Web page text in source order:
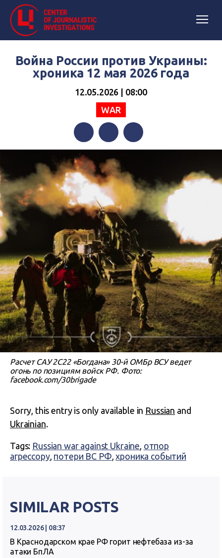
Война России против Украины:
хроника 12 мая 2026 года
12.05.2026 | 08:00
WAR
FacebookTwitterTelegram
Расчет САУ 2С22 «Богдана» 30-й ОМБр ВСУ ведет
огонь по позициям войск РФ. Фото:
facebook.com/30brigade
Sorry, this entry is only available in Russian and
Ukrainian.
Tags: Russian war against Ukraine, отпор
агрессору, потери ВС РФ,хроника событий
SIMILAR POSTS
12.03.2026 | 08:37
В Краснодарском крае РФ горит нефтебаза из-за
атаки БпЛА